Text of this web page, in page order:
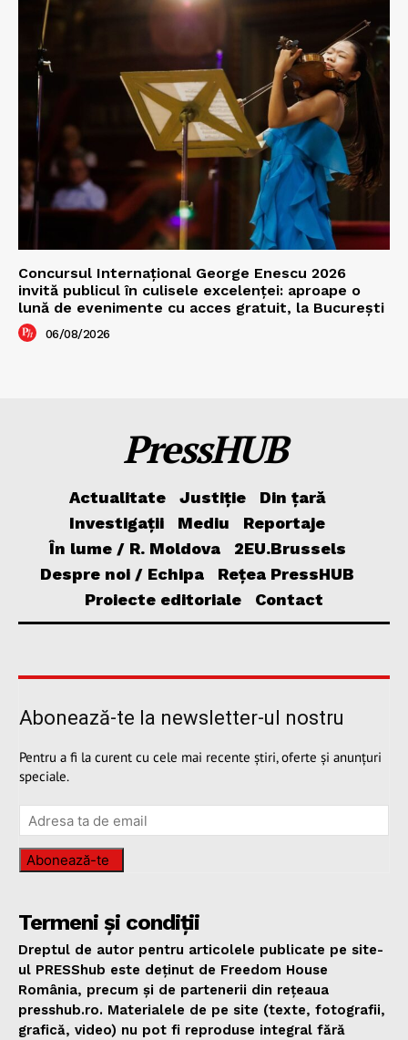
Concursul Internațional George Enescu 2026
invită publicul în culisele excelenței: aproape o
lună de evenimente cu acces gratuit, la București
06/08/2026
PressHUB
Actualitate Justiție
Din țară
Investigații
Mediu
Reportaje
În lume / R. Moldova
2EU.Brussels
Despre noi / Echipa
Rețea PressHUB
Proiecte editoriale
Contact
Abonează-te la newsletter-ul nostru
Pentru a fi la curent cu cele mai recente știri, oferte și anunțuri
speciale.
Abonează-te
Termeni și condiții
Dreptul de autor pentru articolele publicate pe site-
ul PRESShub este deținut de Freedom House
România, precum și de partenerii din rețeaua
presshub.ro. Materialele de pe site (texte, fotografii,
grafică, video) nu pot fi reproduse integral fără